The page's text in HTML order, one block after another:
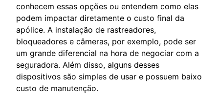
conhecem essas opções ou entendem como elas
podem impactar diretamente o custo final da
apólice. A instalação de rastreadores,
bloqueadores e câmeras, por exemplo, pode ser
um grande diferencial na hora de negociar com a
seguradora. Além disso, alguns desses
dispositivos são simples de usar e possuem baixo
custo de manutenção.